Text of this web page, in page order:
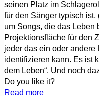
seinen Platz im
für den Sänger typisch ist,
um Songs, die das
Projektionsfläche für den
jeder das ein oder andere
identifizieren kann. Es ist
dem Leben“. Und noch
Do you like it?
Read more